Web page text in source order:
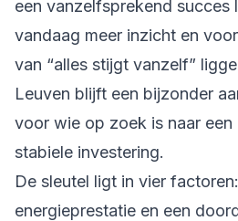
een vanzelfsprekend succes
vandaag meer inzicht en
van “alles stijgt vanzelf”
Leuven blijft een bijzonder
voor wie op zoek is naar een
stabiele investering.
De sleutel ligt in vier
energieprestatie en een